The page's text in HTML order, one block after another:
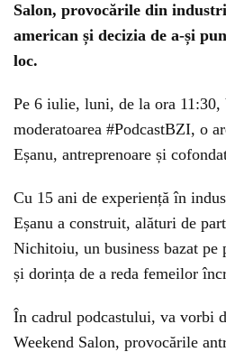
Salon, provocările din
american și decizia de a-și
loc.
Pe 6 iulie, luni, de la ora
moderatoarea #PodcastBZI, o
Eșanu, antreprenoare și
Cu 15 ani de experiență în
Eșanu a construit, alături de
Nichitoiu, un business bazat pe
și dorința de a reda femeilor
În cadrul podcastului, va vorbi
Weekend Salon, provocările